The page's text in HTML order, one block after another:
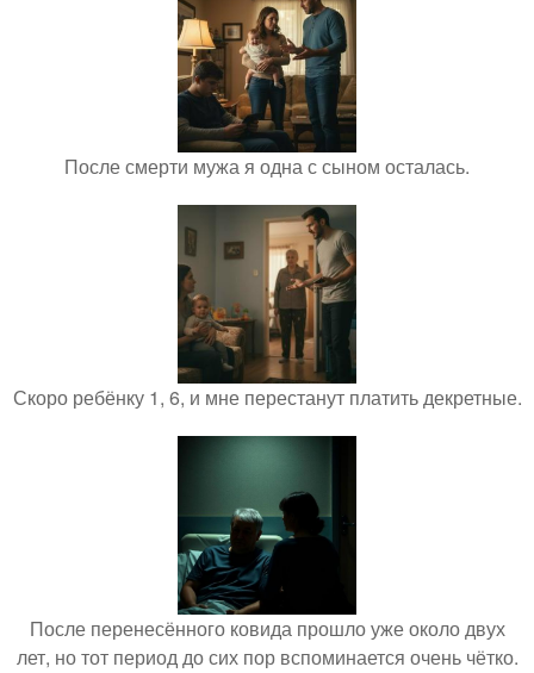
После смерти мужа я одна с сыном осталась.
Скоро ребёнку 1, 6, и мне перестанут платить декретные.
После перенесённого ковида прошло уже около двух
лет, но тот период до сих пор вспоминается очень чётко.